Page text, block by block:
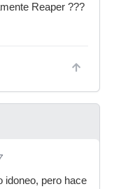
Reaper ???
idoneo, pero hace